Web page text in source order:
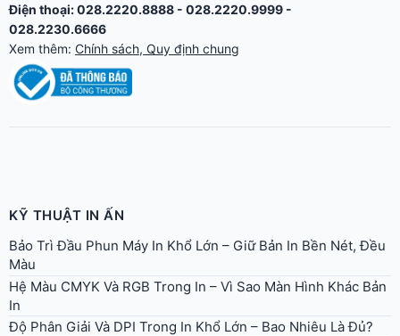
Điện thoại: 028.2220.8888 - 028.2220.9999 -
028.2230.6666
Xem thêm: Chính sách, Quy định chung
KỸ THUẬT IN ẤN
Bảo Trì Đầu Phun Máy In Khổ Lớn – Giữ Bản In Bền Nét, Đều
Màu
Hệ Màu CMYK Và RGB Trong In – Vì Sao Màn Hình Khác Bản
In
Độ Phân Giải Và DPI Trong In Khổ Lớn – Bao Nhiêu Là Đủ?